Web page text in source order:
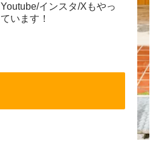
Youtube/インスタ/Xもやっ
ています！